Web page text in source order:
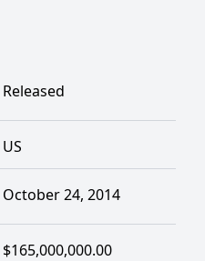
Released
US
October 24, 2014
$165,000,000.00